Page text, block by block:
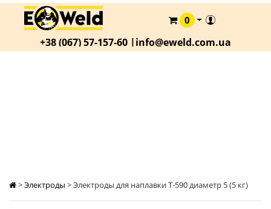
КАТАЛОГ
О
0
+38 (067) 57-157-60 |info@eweld.com.ua
>Электроды >Электроды для наплавки Т-590 диаметр 5 (5 кг)